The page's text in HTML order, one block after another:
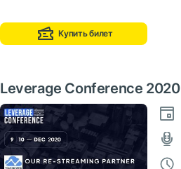
Купить билет
Leverage Conference 2020